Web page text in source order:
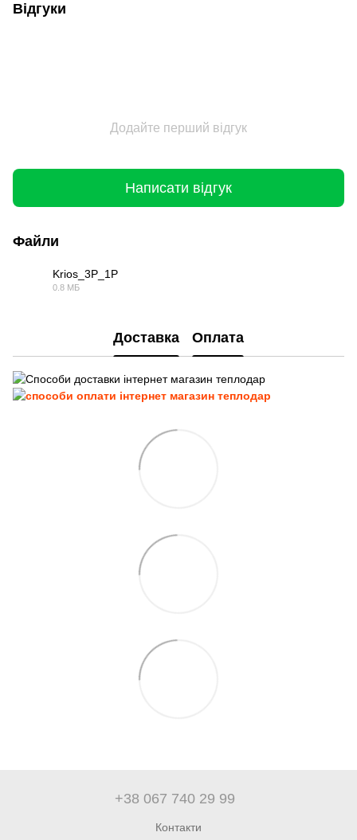
Відгуки
Додайте перший відгук
Написати відгук
Файли
Krios_3P_1P
0.8 МБ
Доставка Оплата
+38 067 740 29 99
Контакти